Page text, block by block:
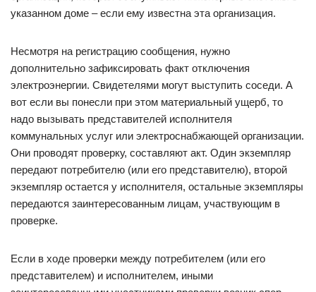
указанном доме – если ему известна эта организация.
Несмотря на регистрацию сообщения, нужно
дополнительно зафиксировать факт отключения
электроэнергии. Свидетелями могут выступить соседи. А
вот если вы понесли при этом материальный ущерб, то
надо вызывать представителей исполнителя
коммунальных услуг или электроснабжающей организации.
Они проводят проверку, составляют акт. Один экземпляр
передают потребителю (или его представителю), второй
экземпляр остается у исполнителя, остальные экземпляры
передаются заинтересованным лицам, участвующим в
проверке.
Если в ходе проверки между потребителем (или его
представителем) и исполнителем, иными